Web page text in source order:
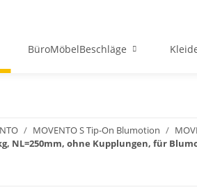
BüroMöbelBeschläge
MOVENTO S Tip-On Blumotion
NL=250mm, ohne Kupplungen, für